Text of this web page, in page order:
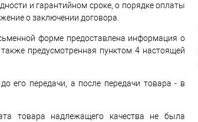
и гарантийном сроке, о порядке оплаты
о заключении договора.
форме предоставлена информация о
предусмотренная пунктом 4 настоящей
его передачи, а после передачи товара - в
товара надлежащего качества не была